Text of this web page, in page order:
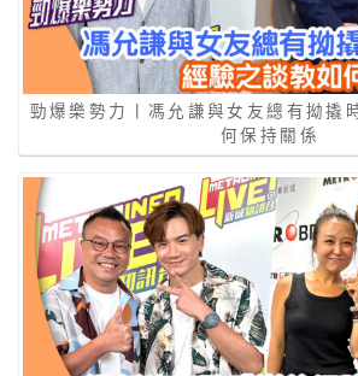
勁爆樂勢力丨馮允謙與女友總有拗撬
何保持關係